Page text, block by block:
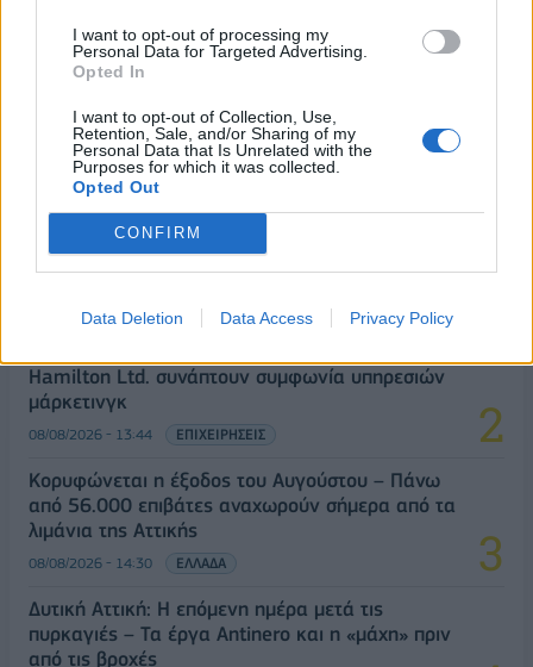
I want to opt-out of processing my
Personal Data for Targeted Advertising.
Opted In
I want to opt-out of Collection, Use,
Retention, Sale, and/or Sharing of my
Personal Data that Is Unrelated with the
Purposes for which it was collected.
Opted Out
CONFIRM
Data Deletion Data Access Privacy Policy
ΔΗΜΟΦΙΛΗ
Ειδικό Χωροταξικό για τον Τουρισμό: Οι νέοι
κανόνες για επενδύσεις, νησιά και προορισμούς
υπό πίεση
ΤΟΥΡΙΣΜΟΣ
Hamilton Ltd. συνάπτουν συμφωνία υπηρεσιών
μάρκετινγκ
08/08/2026 - 13:44 ΕΠΙΧΕΙΡΗΣΕΙΣ
Κορυφώνεται η έξοδος του Αυγούστου – Πάνω
από 56.000 επιβάτες αναχωρούν σήμερα από τα
λιμάνια της Αττικής
08/08/2026 - 14:30 ΕΛΛΑΔΑ
Δυτική Αττική: Η επόμενη ημέρα μετά τις
πυρκαγιές – Τα έργα Antinero και η «μάχη» πριν
από τις βροχές